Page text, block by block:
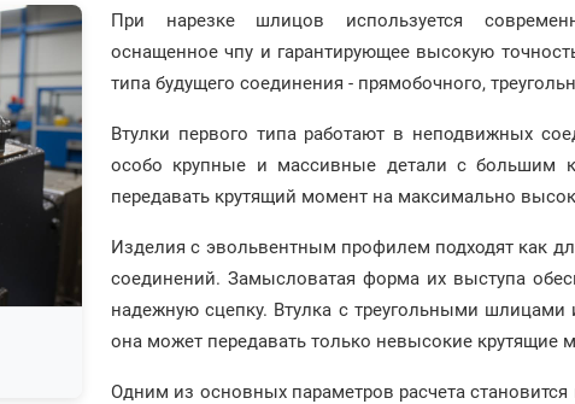
При нарезке шлицов используется
оснащенное чпу и гарантирующее высокую
типа будущего соединения - прямобочного,
Втулки первого типа работают в неподвижных
особо крупные и массивные детали с большим
передавать крутящий момент на максимально
Изделия с эвольвентным профилем подходят как
соединений. Замысловатая форма их выступа
надежную сцепку. Втулка с треугольными шлицами
она может передавать только невысокие крутящие
Одним из основных параметров расчета